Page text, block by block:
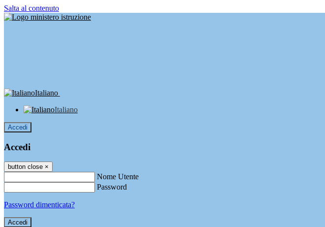
Salta al contenuto
Italiano
Italiano
Accedi
Accedi
button close ×
Nome Utente
Password
Password dimenticata?